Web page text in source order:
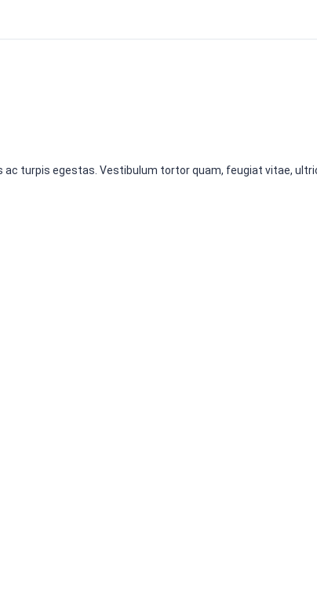
turpis egestas. Vestibulum tortor quam, feugiat vitae,